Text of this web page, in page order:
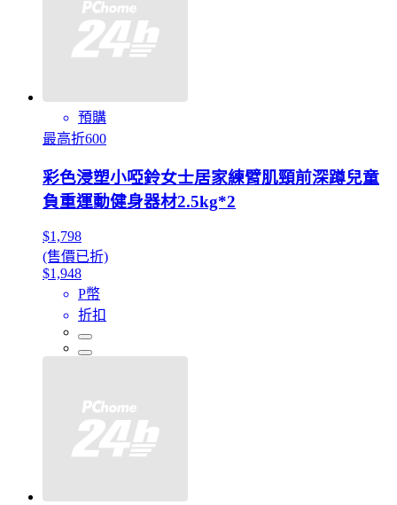
預購
最高折600
彩色浸塑小啞鈴女士居家練臂肌頸前深蹲兒童
負重運動健身器材2.5kg*2
$1,798
(售價已折)
$1,948
P幣
折扣